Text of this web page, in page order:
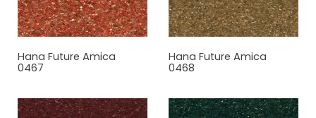
Hana Future Amica
0467
Hana Future Amica
0468